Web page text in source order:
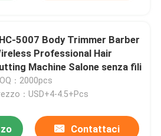
5007 Body Trimmer Barber
Professional Hair
Machine Salone senza fili
：2000pcs
：USD+4-4.5+Pcs
Contattaci